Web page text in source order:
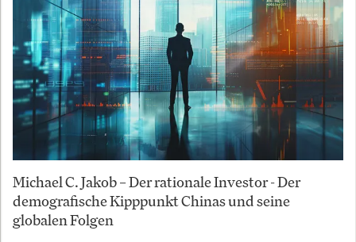
Michael C. Jakob – Der rationale Investor - Der
demografische Kipppunkt Chinas und seine
globalen Folgen